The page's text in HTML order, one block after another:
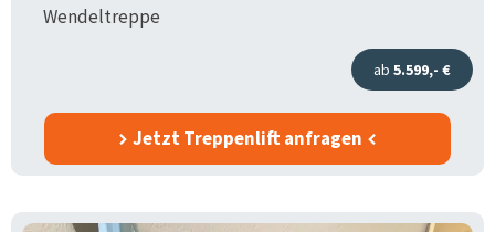
Wendeltreppe
ab 5.599,- €
Jetzt Treppenlift anfragen